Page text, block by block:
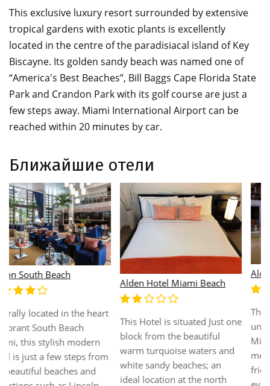
This exclusive luxury resort surrounded by extensive
tropical gardens with exotic plants is excellently
located in the centre of the paradisiacal island of Key
Biscayne. Its golden sandy beach was named one of
“America's Best Beaches”, Bill Baggs Cape Florida State
Park and Crandon Park with its golf course are just a
few steps away. Miami International Airport can be
reached within 20 minutes by car.
Ближайшие отели
Alden Hotel Miami Beach
This Hotel is situated Just one
block from the beautiful
warm turquoise waters and
white sandy beaches; an
ideal location at the north
Aloft Miami Brickell
unlike any other hotel in the
Miami-Brickell area. You can
meet, mix and mingle with
friends and colleagues at the